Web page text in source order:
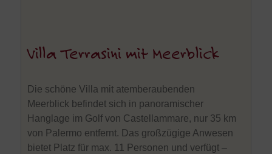
Villa Terrasini mit Meerblick
Die schöne Villa mit atemberaubenden
Meerblick befindet sich in panoramischer
Hanglage im Golf von Castellammare, nur 35 km
von Palermo entfernt. Das großzügige Anwesen
bietet Platz für max. 11 Personen und verfügt –